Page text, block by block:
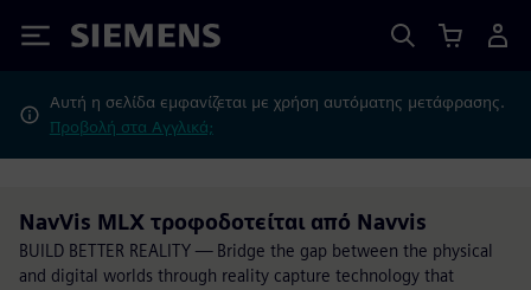
Siemens
Αυτή η σελίδα εμφανίζεται με χρήση αυτόματης μετάφρασης.
Προβολή στα Αγγλικά;
NavVis MLX τροφοδοτείται από Navvis
BUILD BETTER REALITY — Bridge the gap between the physical
and digital worlds through reality capture technology that